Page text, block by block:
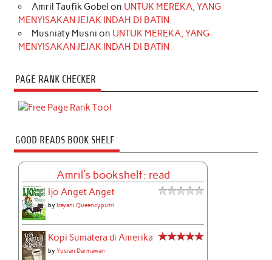
Amril Taufik Gobel on UNTUK MEREKA, YANG
MENYISAKAN JEJAK INDAH DI BATIN
Musniaty Musni on UNTUK MEREKA, YANG
MENYISAKAN JEJAK INDAH DI BATIN
PAGE RANK CHECKER
GOOD READS BOOK SHELF
Amril's bookshelf: read
Ijo Anget Anget
byIrayani Queencyputri
Kopi Sumatera di Amerika
byYusran Darmawan